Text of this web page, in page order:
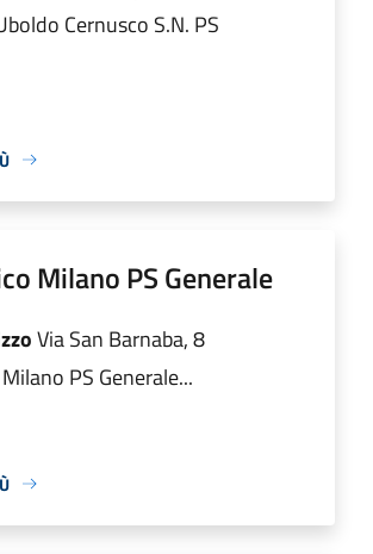
Cernusco S.N. PS
Milano PS Generale
Via San Barnaba, 8
PS Generale...